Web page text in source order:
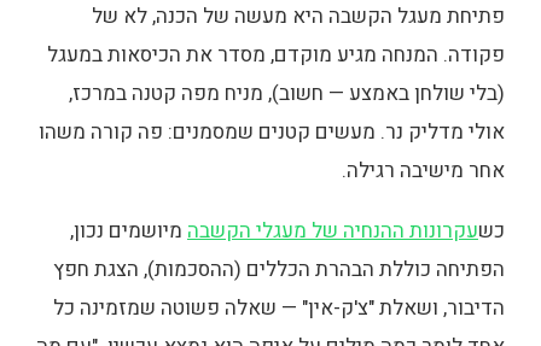
פתיחת מעגל הקשבה היא מעשה של הכנה, לא של
פקודה. המנחה מגיע מוקדם, מסדר את הכיסאות במעגל
(בלי שולחן באמצע — חשוב), מניח מפה קטנה במרכז,
אולי מדליק נר. מעשים קטנים שמסמנים: פה קורה משהו
אחר מישיבה רגילה.
כשעקרונות ההנחיה של מעגלי הקשבה מיושמים נכון,
הפתיחה כוללת הבהרת הכללים (ההסכמות), הצגת חפץ
הדיבור, ושאלת "צ'ק-אין" — שאלה פשוטה שמזמינה כל